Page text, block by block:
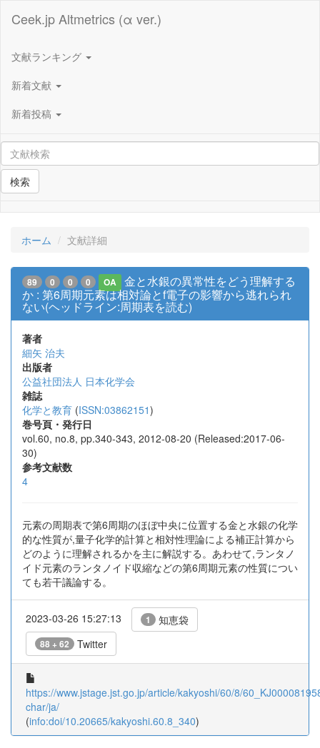
Ceek.jp Altmetrics (α ver.)
文献ランキング
新着文献
新着投稿
検索
ホーム 文献詳細
89 0 0 0 OA
金と水銀の異常性をどう理解する
か : 第6周期元素は相対論とf電子の影響から逃れられ
ない(ヘッドライン:周期表を読む)
著者
細矢 治夫
出版者
公益社団法人 日本化学会
雑誌
化学と教育 (ISSN:03862151)
巻号頁・発行日
vol.60, no.8, pp.340-343, 2012-08-20 (Released:2017-06-
30)
参考文献数
4
元素の周期表で第6周期のほぼ中央に位置する金と水銀の化学
的な性質が,量子化学的計算と相対性理論による補正計算から
どのように理解されるかを主に解説する。あわせて,ランタノ
イド元素のランタノイド収縮などの第6周期元素の性質につい
ても若干議論する。
2023-03-26 15:27:13 1 知恵袋
88 + 62 Twitter
https://www.jstage.jst.go.jp/article/kakyoshi/60/8/
char/ja/
(info:doi/10.20665/kakyoshi.60.8_340)